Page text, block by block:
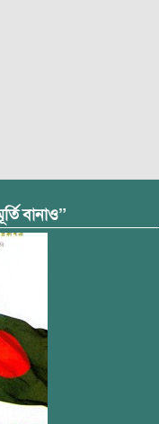
বানাও”